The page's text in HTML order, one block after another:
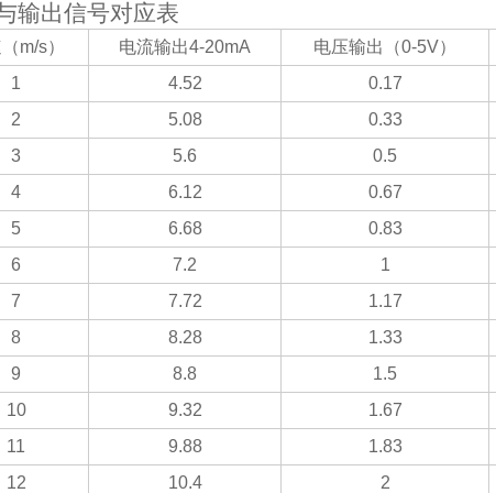
输出信号对应表
m/s） 电流输出4-20mA 电压输出（0-5V）
1
4.52 0.17
2
5.08 0.33
3
5.6 0.5
4
6.12 0.67
5
6.68 0.83
6
7.2 1
7
7.72 1.17
8
8.28 1.33
9
8.8 1.5
10
9.32 1.67
11
9.88 1.83
12
10.4 2